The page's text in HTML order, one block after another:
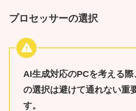
プロセッサーの選択
AI生成対応のPCを考える
の選択は避けて通れない重
す。